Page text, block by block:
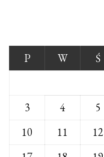
P W Ś
3
4 5
10
11 12